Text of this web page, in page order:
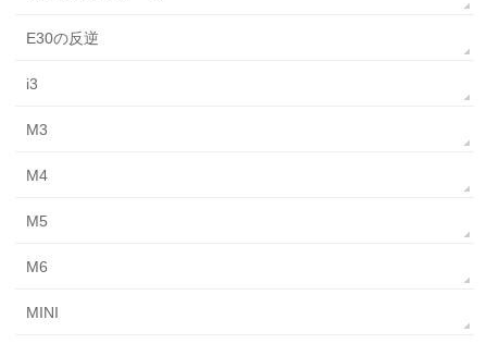
E30の反逆
i3
M3
M4
M5
M6
MINI